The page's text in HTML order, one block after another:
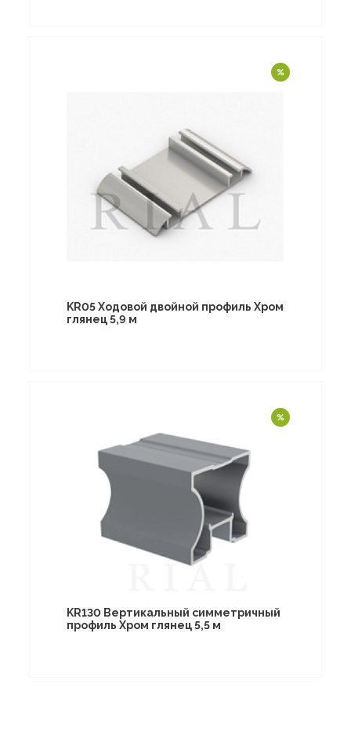
KR05 Ходовой двойной профиль Хром
глянец 5,9 м
KR130 Вертикальный симметричный
профиль Хром глянец 5,5 м